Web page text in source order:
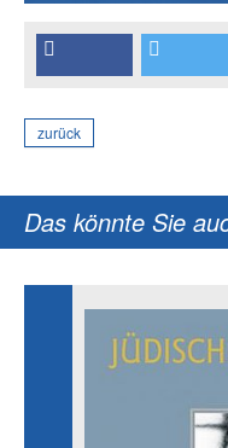
zurück
Das könnte Sie